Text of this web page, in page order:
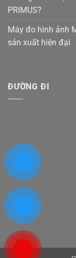
PRIMUS?
Máy đo hình ảnh
sản xuất hiện đại
ĐƯỜNG ĐI